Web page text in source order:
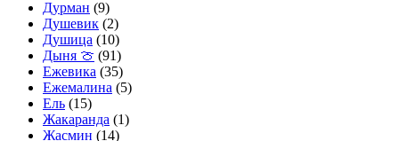
Дурман (9)
Душевик (2)
Душица (10)
Дыня 🍈 (91)
Ежевика (35)
Ежемалина (5)
Ель (15)
Жакаранда (1)
Жасмин (14)